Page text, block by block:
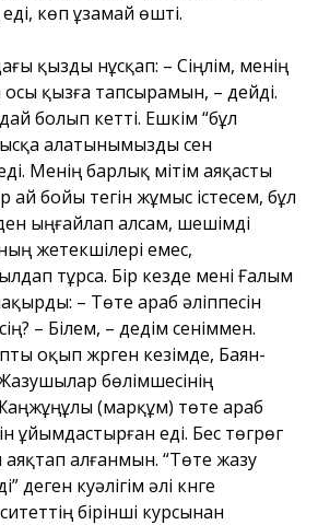
көп ұзамай өшті.
қызды нұсқап: – Сіңлім, менің
қызға тапсырамын, – дейді.
болып кетті. Ешкім “бұл
алатынымызды сен
Менің барлық үмітім аяқасты
ай бойы тегін жұмыс істесем, бұл
ыңғайлап алсам, шешімді
жетекшілері емес,
тұрса. Бір кезде мені Ғалым
– Төте араб әліппесін
– Білем, – дедім сеніммен.
оқып жүрген кезімде, Баян-
бөлімшесінің
(марқұм) төте араб
ұйымдастырған еді. Бес төгрөг
аяқтап алғанмын. “Төте жазу
деген куәлігім әлі күнге
бірінші курсынан